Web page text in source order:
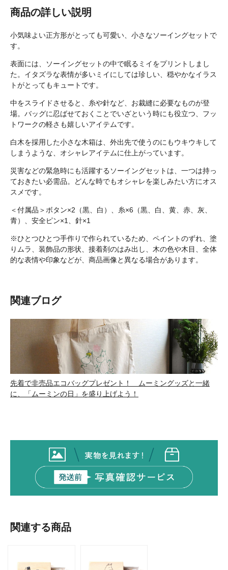
商品の詳しい説明
小気味よい正方形がとっても可愛い、小さなソーイングセットで
す。
表面には、ソーイングセットの中で眠るミイをプリントしまし
た。イタズラな表情が多いミイにしては珍しい、穏やかなイラス
トがとってもキュートです。
中をスライドさせると、糸や針など、お裁縫に必要なものが登
場。バッグに忍ばせておくことでいざという時にも役立つ、フッ
トワークの軽さも嬉しいアイテムです。
白木を採用した小さな木箱は、外出先で使うのにもウキウキして
しまうような、オシャレアイテムに仕上がっています。
災害などの緊急時にも活躍するソーイングセットは、一つは持っ
ておきたい必需品。どんな時でもオシャレを楽しみたい方にオス
スメです。
＜付属品＞ボタン×2（黒、白）、糸×6（黒、白、黄、赤、灰、
青）、安全ピン×1、針×1
※ひとつひとつ手作りで作られているため、ペイントのずれ、塗
りムラ、装飾品の形状、接着剤のはみ出し、木の色や木目、全体
的な表情や印象などが、商品画像と異なる場合があります。
関連ブログ
先着で非売品エコバッグプレゼント！ ムーミングッズと一緒
に、「ムーミンの日」を盛り上げよう！
関連する商品